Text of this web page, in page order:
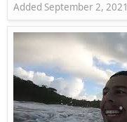
Added September 2, 2021